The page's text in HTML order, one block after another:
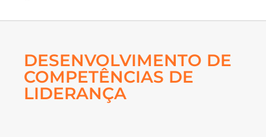
DESENVOLVIMENTO DE
COMPETÊNCIAS DE
LIDERANÇA